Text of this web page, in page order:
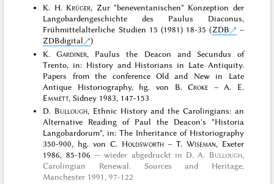
K. H. Krüger, Zur "beneventanischen" Konzeption der
Langobardengeschichte des Paulus Diaconus,
Frühmittelalterliche Studien 15 (1981) 18-35 (ZDB
–
ZDBdigital
)
K.Gardiner, Paulus the Deacon and Secundus of
Trento, in: History and Historians in Late Antiquity.
Papers from the conference Old and New in Late
Antique Historiography, hg. von B.Croke – A. E.
Emmett, Sidney 1983, 147-153
D. Bullough, Ethnic History and the Carolingians: an
Alternative Reading of Paul the Deacon's "Historia
Langobardorum", in: The Inheritance of Historiography
350-900, hg. von C. Holdsworth– T. Wiseman, Exeter
1986, 85-106
wieder abgedruckt in D. A. Bullough,
Carolingian Renewal. Sources and Heritage,
Manchester 1991, 97-122